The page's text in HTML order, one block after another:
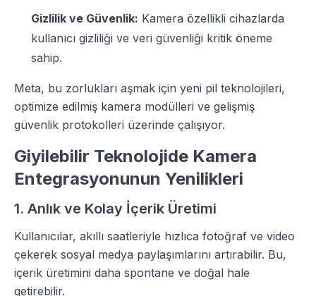
Gizlilik ve Güvenlik: Kamera özellikli cihazlarda
kullanıcı gizliliği ve veri güvenliği kritik öneme
sahip.
Meta, bu zorlukları aşmak için yeni pil teknolojileri,
optimize edilmiş kamera modülleri ve gelişmiş
güvenlik protokolleri üzerinde çalışıyor.
Giyilebilir Teknolojide Kamera
Entegrasyonunun Yenilikleri
1. Anlık ve Kolay İçerik Üretimi
Kullanıcılar, akıllı saatleriyle hızlıca fotoğraf ve video
çekerek sosyal medya paylaşımlarını artırabilir. Bu,
içerik üretimini daha spontane ve doğal hale
getirebilir.